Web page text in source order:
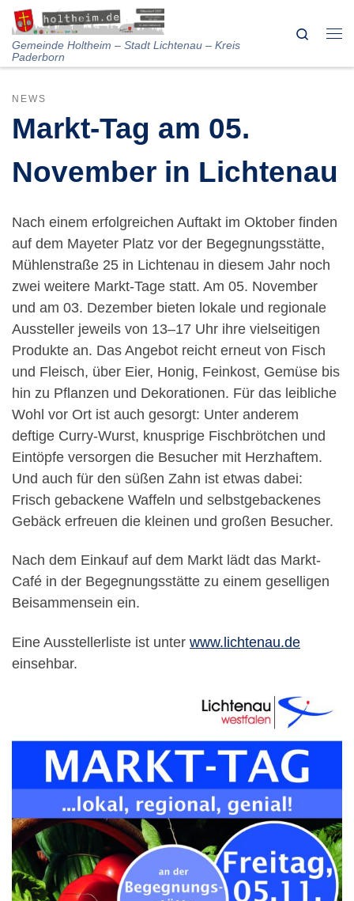
Skip to content
Gemeinde Holtheim – Stadt Lichtenau – Kreis
Paderborn
Search
NEWS
Markt-Tag am 05.
November in Lichtenau
Nach einem erfolgreichen Auftakt im Oktober finden
auf dem Mayeter Platz vor der Begegnungsstätte,
Mühlenstraße 25 in Lichtenau in diesem Jahr noch
zwei weitere Markt-Tage statt. Am 05. November
und am 03. Dezember bieten lokale und regionale
Aussteller jeweils von 13–17 Uhr ihre vielseitigen
Produkte an. Das Angebot reicht erneut von Fisch
und Fleisch, über Eier, Honig, Feinkost, Gemüse bis
hin zu Pflanzen und Dekorationen. Für das leibliche
Wohl vor Ort ist auch gesorgt: Unter anderem
deftige Curry-Wurst, knusprige Fischbrötchen und
Eintöpfe versorgen die Besucher mit Herzhaftem.
Und auch für den süßen Zahn ist etwas dabei:
Frisch gebackene Waffeln und selbstgebackenes
Gebäck erfreuen die kleinen und großen Besucher.
Nach dem Einkauf auf dem Markt lädt das Markt-
Café in der Begegnungsstätte zu einem geselligen
Beisammensein ein.
Eine Ausstellerliste ist unter www.lichtenau.de
einsehbar.